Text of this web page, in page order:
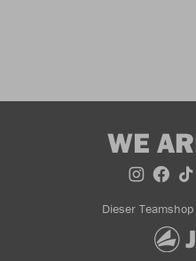
WE
Dieser